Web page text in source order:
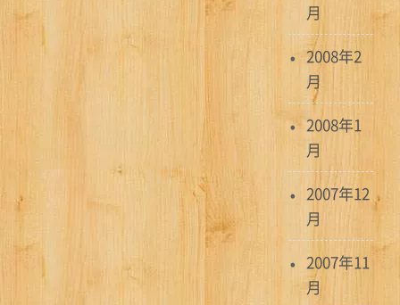
月
2008年2
月
2008年1
月
2007年12
月
2007年11
月